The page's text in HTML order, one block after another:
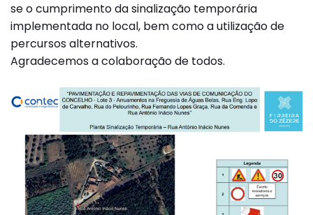
se o cumprimento da sinalização temporária
implementada no local, bem como a utilização de
percursos alternativos.
Agradecemos a colaboração de todos.